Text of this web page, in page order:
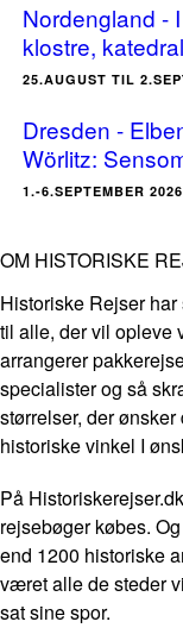
Nordengland -
klostre,
25.AUGUST TIL
Dresden -
Wörlitz:
1.-6.SEPTEMBER 2026
OM HISTORISKE
Historiske Rejser
til alle, der vil opleve
arrangerer
specialister og så
størrelser, der
historiske vinkel I
På
rejsebøger købes.
end 1200 historiske
været alle de steder
sat sine spor.